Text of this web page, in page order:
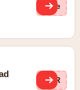
(ge
FIR